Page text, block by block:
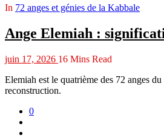
In 72 anges et génies de la Kabbale
Ange Elemiah :
juin 17, 2026 16 Mins Read
Elemiah est le quatrième des 72 anges
reconstruction.
0